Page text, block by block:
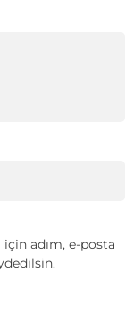
adım, e-posta